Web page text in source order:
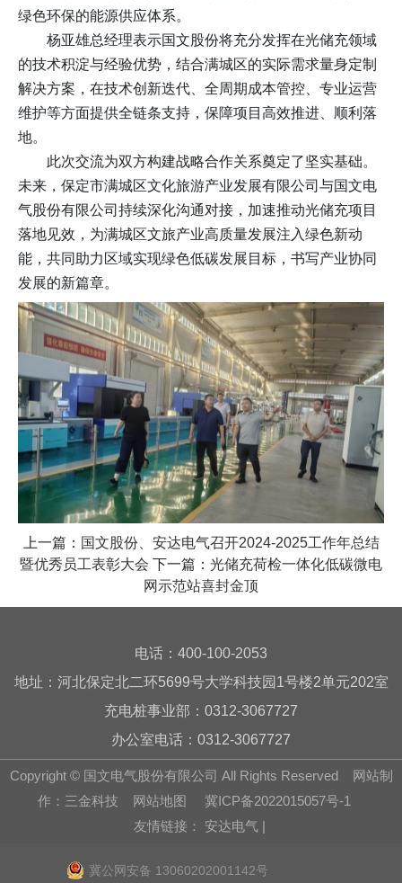
绿色环保的能源供应体系。
杨亚雄总经理表示国文股份将充分发挥在光储充领域
的技术积淀与经验优势，结合满城区的实际需求量身定制
解决方案，在技术创新迭代、全周期成本管控、专业运营
维护等方面提供全链条支持，保障项目高效推进、顺利落
地。
此次交流为双方构建战略合作关系奠定了坚实基础。
未来，保定市满城区文化旅游产业发展有限公司与国文电
气股份有限公司持续深化沟通对接，加速推动光储充项目
落地见效，为满城区文旅产业高质量发展注入绿色新动
能，共同助力区域实现绿色低碳发展目标，书写产业协同
发展的新篇章。
上一篇： 国文股份、安达电气召开2024-2025工作年总结
暨优秀员工表彰大会 下一篇： 光储充荷检一体化低碳微电
网示范站喜封金顶
电话：400-100-2053
地址：河北保定北二环5699号大学科技园1号楼2单元202室
充电桩事业部：0312-3067727
办公室电话：0312-3067727
Copyright © 国文电气股份有限公司 All Rights Reserved
网站制
作： 三金科技 网站地图
冀ICP备2022015057号-1
友情链接： 安达电气 |
冀公网安备 13060202001142号